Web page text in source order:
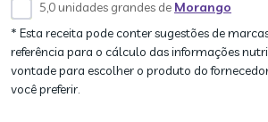
5,0 unidades grandes de Morango
* Esta receita pode conter sugestões de
referência para o cálculo das informações
vontade para escolher o produto do
você preferir.